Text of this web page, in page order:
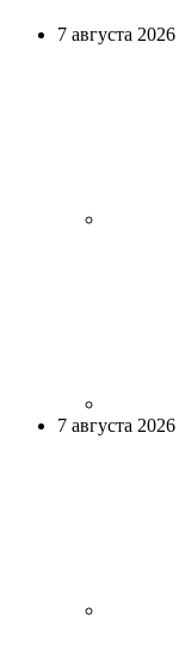
7 августа 2026
7 августа 2026